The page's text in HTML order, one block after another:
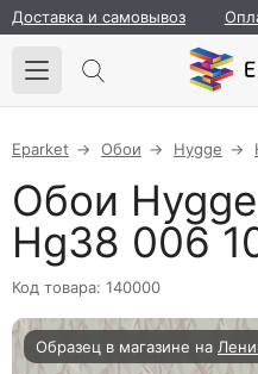
Доставка и самовывоз
Eparket Обои Hygge
Обои
Hg38 006
Код товара: 140000
Образец в магазине на